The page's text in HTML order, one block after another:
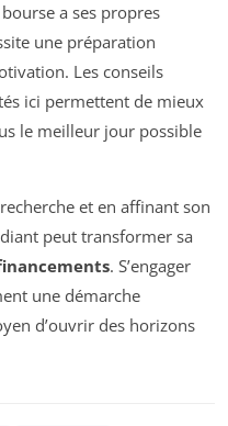
a ses propres
une préparation
Les conseils
ici permettent de mieux
le meilleur jour possible
et en affinant son
peut transformer sa
. S’engager
une démarche
d’ouvrir des horizons